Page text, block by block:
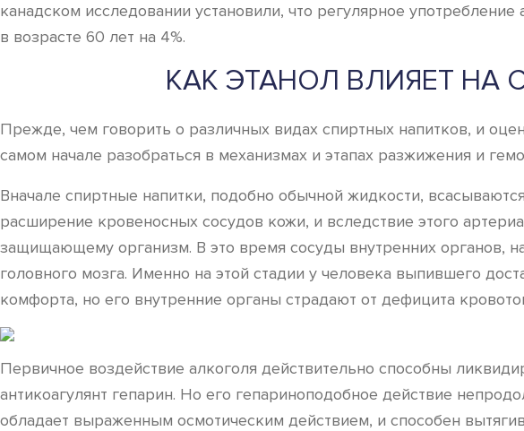
канадском исследовании установили, что регулярное
в возрасте 60 лет на 4%.
КАК ЭТАНОЛ ВЛИЯЕТ НА
Прежде, чем говорить о различных видах спиртных напитков, и
самом начале разобраться в механизмах и этапах разжижения и
Вначале спиртные напитки, подобно обычной жидкости,
расширение кровеносных сосудов кожи, и вследствие этого
защищающему организм. В это время сосуды внутренних органов,
головного мозга. Именно на этой стадии у человека выпившего
комфорта, но его внутренние органы страдают от дефицита
Первичное воздействие алкоголя действительно способны
антикоагулянт гепарин. Но его гепариноподобное действие
обладает выраженным осмотическим действием, и способен